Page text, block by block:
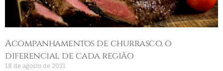
Acompanhamentos de churrasco, o
diferencial de cada região
18 de agosto de 2021